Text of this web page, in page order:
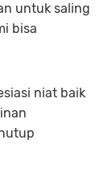
untuk saling
bisa
niat baik